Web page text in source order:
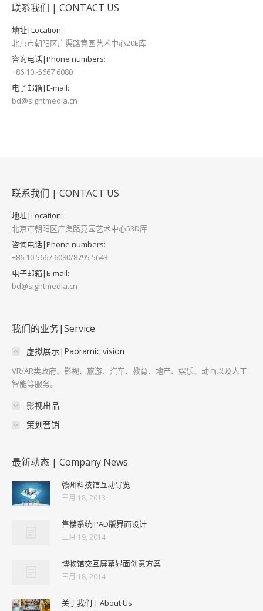
联系我们 | CONTACT US
地址|Location:
北京市朝阳区广渠路竞园艺术中心20E库
咨询电话|Phone numbers:
+86 10 -5667 6080
电子邮箱|E-mail:
bd@sightmedia.cn
联系我们 | CONTACT US
地址|Location:
北京市朝阳区广渠路竞园艺术中心53D库
咨询电话|Phone numbers:
+86 10 5667 6080/8795 5643
电子邮箱|E-mail:
bd@sightmedia.cn
我们的业务|Service
虚拟展示|Paoramic vision
VR/AR类政府、影视、旅游、汽车、教育、地产、娱乐、动画以及人工
智能等服务。
影视出品
策划营销
最新动态 | Company News
赣州科技馆互动导览
三月 18, 2013
售楼系统IPAD版界面设计
三月 19, 2014
博物馆交互屏幕界面创意方案
三月 18, 2014
关于我们 | About Us